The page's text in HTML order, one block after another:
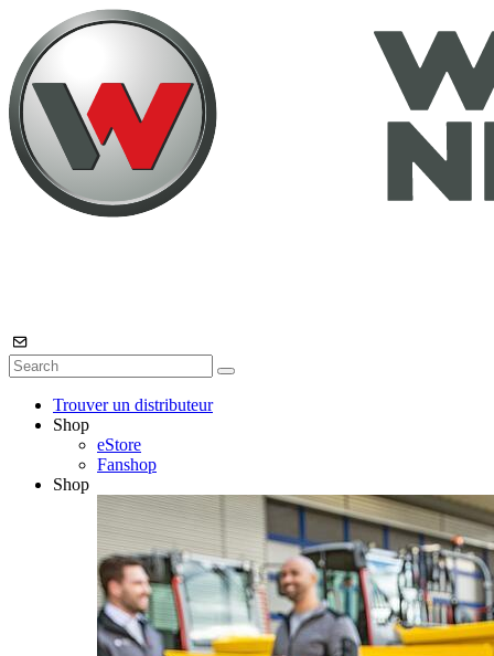
Trouver un distributeur
Shop
eStore
Fanshop
Shop